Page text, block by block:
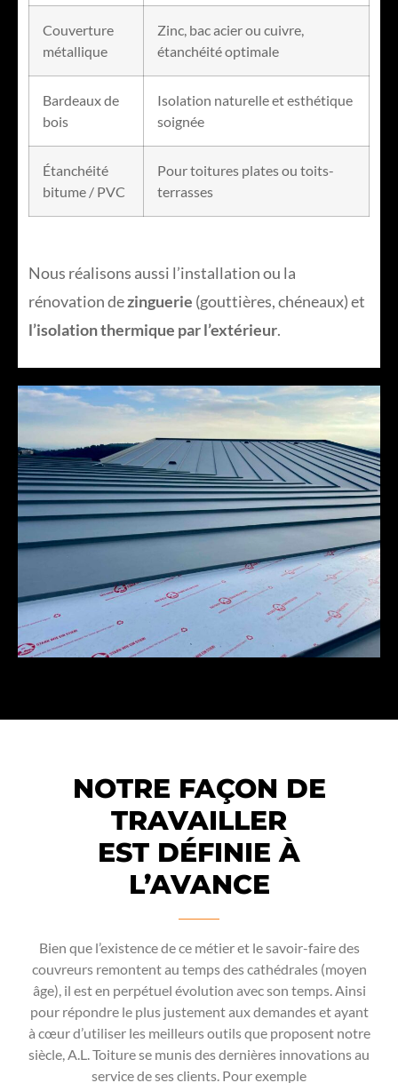
Couverture
métallique
Zinc, bac acier ou cuivre,
étanchéité optimale
Bardeaux de
bois
Isolation naturelle et esthétique
soignée
Étanchéité
bitume / PVC
Pour toitures plates ou toits-
terrasses
Nous réalisons aussi l’installation ou la
rénovation dezinguerie (gouttières, chéneaux) et
l’isolation thermique par l’extérieur.
NOTRE FAÇON DE
TRAVAILLER
EST DÉFINIE À
L’AVANCE
Bien que l’existence de ce métier et le savoir-faire des
couvreurs remontent au temps des cathédrales (moyen
âge), il est en perpétuel évolution avec son temps. Ainsi
pour répondre le plus justement aux demandes et ayant
à cœur d’utiliser les meilleurs outils que proposent notre
siècle, A.L. Toiture se munis des dernières innovations au
service de ses clients. Pour exemple